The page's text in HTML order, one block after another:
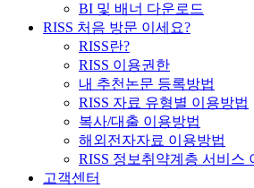
BI 및 배너 다운로드
RISS 처음 방문 이세요?
RISS란?
RISS 이용권한
내 추천논문 등록방법
RISS 자료 유형별 이용방법
복사/대출 이용방법
해외전자자료 이용방법
RISS 정보취약계층 서비스
고객센터